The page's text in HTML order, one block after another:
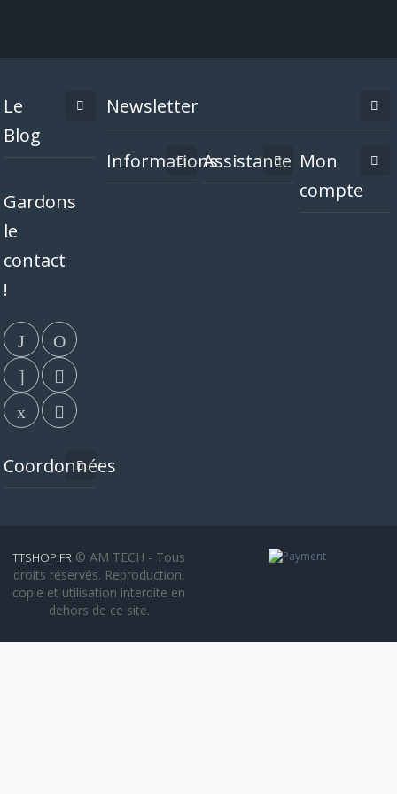
Le
Blog
Gardons
le
contact
!
Coordonnées
Newsletter
InformationsAssistance Mon
compte
TTSHOP.FR © AM TECH - Tous
droits réservés. Reproduction,
copie et utilisation interdite en
dehors de ce site.